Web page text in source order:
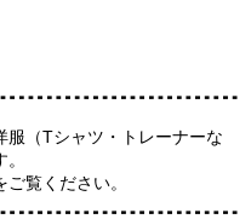
服（Tシャツ・トレーナーな
ご覧ください。